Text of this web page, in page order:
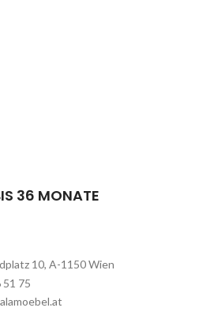
36 MONATE
10, A-1150 Wien
51 75